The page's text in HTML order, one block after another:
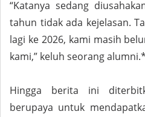
“Katanya sedang
tahun tidak ada kejelasan.
lagi ke 2026, kami masih
kami,” keluh seorang alumni.*
Hingga berita ini
berupaya untuk